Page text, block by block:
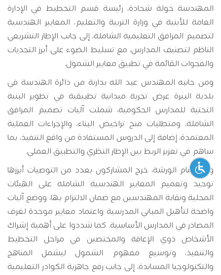
المهندسة خولة شحادة، رئيسة قسم التخطيط في الإدارة
العامة للأبنية في وزارة التربية والتعليم، المعايير الهندسية
لتصميم المرافق التعليمية الشاملة، إلى جانب الإطار التشريعي
الناظم لتصنيف المدارس، مع تسليط الضوء على أبرز التحديات
والفجوات القائمة في تطبيق معايير الشمول.
ومن جانبه المهندس عبد الله بدارنة من دائرة الهندسة في
بلدية البيرة عرض تجربة ميدانية تطبيقية في تطوير البنية
التحتية للمدارس الحكومية، شملت آليات تصميم المرافق
الشاملة، ومتطلبات منح تراخيص البناء، والإجراءات العملية
المعتمدة، إضافة إلى الدروس المستفادة من واقع التنفيذ، بما
ساهم في تعزيز الربط بين الإطار النظري والتطبيق العملي.
وفي ختام الورشة، خرج المشاركون بعدد من التوصيات أبرزها
توحيد وتعميم المعايير الهندسية الشاملة على الهيئات
المحلية ونقابة المهندسين مع ضمان الالتزام بها، ووضع آليات
واضحة لتأهيل المباني المدرسية واعتماد معايير موحدة لغرف
المصادر في المدارس الأساسية. كما شددوا على أهمية إشراك
الأشخاص ذوي الإعاقة والمختصين في مراحل التخطيط
والتنفيذ، وتوسيع مفهوم الشمول ليشمل المناهج
والتكنولوجيا المساندة، إلى جانب رفع جاهزية الكوادر التعليمية